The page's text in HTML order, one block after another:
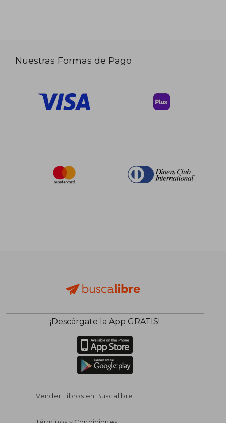
Nuestras Formas de Pago
¡Descárgate la App GRATIS!
Vender Libros en Buscalibre